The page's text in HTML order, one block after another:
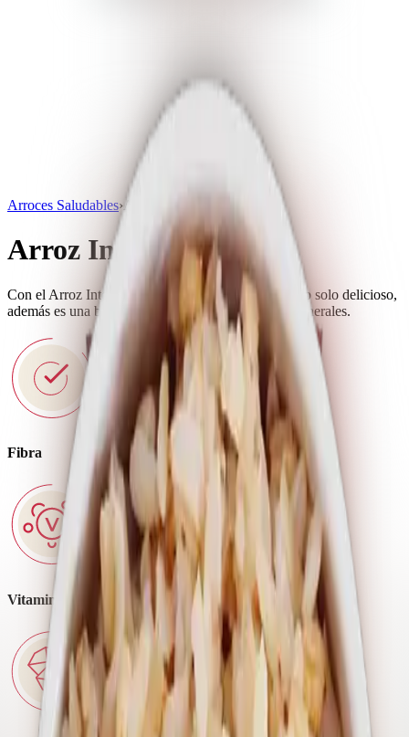
Arroces Saludables›Arroz Integral G1
Arroz Integral G1
Con el Arroz Integral Tucapel, obtendrás un arroz no solo delicioso,
además es una buena fuente de fibra, vitaminas y minerales.
Fibra
Vitaminas